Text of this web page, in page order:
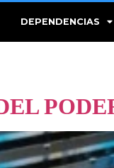
DEPENDENCIAS